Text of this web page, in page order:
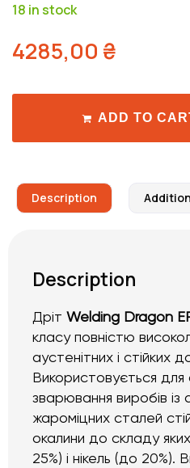
18 in stock
4285,00 ₴
ADD TO
Description
Description
Дріт Welding Dragon
класу повністю
аустенітних і стійких
Використовується
зварювання виробів із
жароміцних сталей
окалини до складу
25%) і нікель (до 20%).